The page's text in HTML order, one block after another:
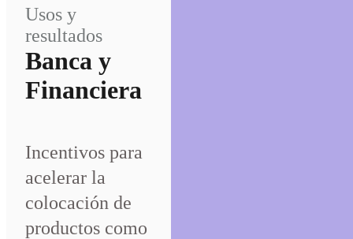
Usos y
resultados
Banca y
Financiera
Incentivos para
acelerar la
colocación de
productos como